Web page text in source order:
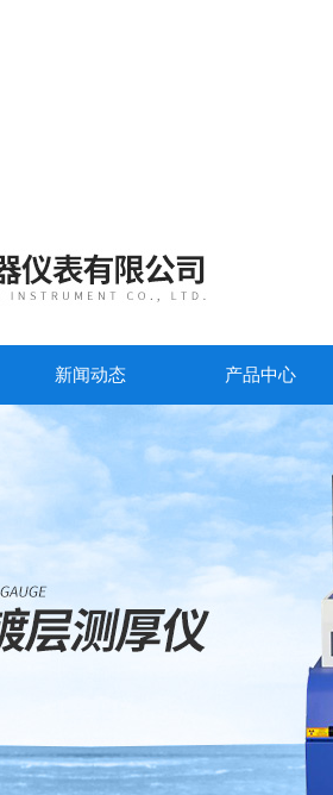
新闻动态 产品中心